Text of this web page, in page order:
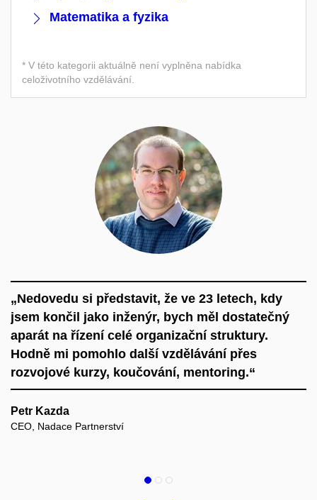
Matematika a fyzika
* V této kategorii aktuálně není vyplněna nabídka
celoživotního vzdělávání.
„Nedovedu si představit, že ve 23 letech, kdy
jsem končil jako inženýr, bych měl dostatečný
aparát na řízení celé organizační struktury.
Hodně mi pomohlo další vzdělávání přes
rozvojové kurzy, koučování, mentoring.“
Petr Kazda
CEO, Nadace Partnerství